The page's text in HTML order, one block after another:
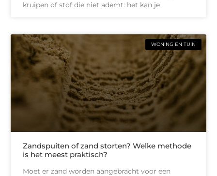
kruipen of stof die niet ademt: het kan je
WONING EN TUIN
Zandspuiten of zand storten? Welke methode
is het meest praktisch?
Moet er zand worden aangebracht voor een